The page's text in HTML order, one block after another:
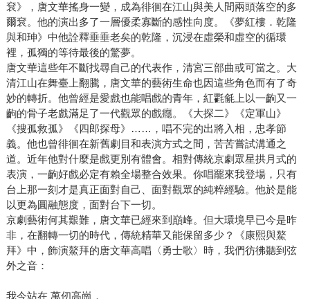
袞》，唐文華搖身一變，成為徘徊在江山與美人間兩頭落空的多
爾袞。他的演出多了一層優柔寡斷的感性向度。《夢紅樓．乾隆
與和珅》中他詮釋垂垂老矣的乾隆，沉浸在虛榮和虛空的循環
裡，孤獨的等待最後的驚夢。
唐文華這些年不斷找尋自己的代表作，清宮三部曲或可當之。大
清江山在舞臺上翻騰，唐文華的藝術生命也因這些角色而有了奇
妙的轉折。他曾經是愛戲也能唱戲的青年，紅氍毹上以一齣又一
齣的骨子老戲滿足了一代觀眾的戲癮。《大探二》《定軍山》
《搜孤救孤》《四郎探母》……，唱不完的出將入相，忠孝節
義。他也曾徘徊在新舊劇目和表演方式之間，苦苦嘗試溝通之
道。近年他對什麼是戲更別有體會。相對傳統京劇眾星拱月式的
表演，一齣好戲必定有賴全場整合效果。你唱罷來我登場，只有
台上那一刻才是真正面對自己、面對觀眾的純粹經驗。他於是能
以更為圓融態度，面對台下一切。
京劇藝術何其艱難，唐文華已經來到巔峰。但大環境早已今是昨
非，在翻轉一切的時代，傳統精華又能保留多少？《康熙與鰲
拜》中，飾演鰲拜的唐文華高唱〈勇士歌〉時，我們彷彿聽到弦
外之音：
我今站在 萬仞高崗，